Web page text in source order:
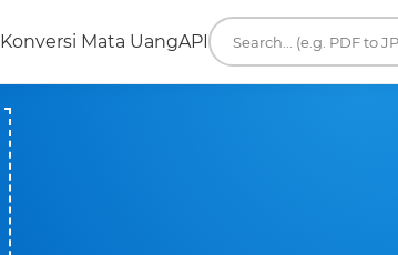
Konversi Mata UangAPI